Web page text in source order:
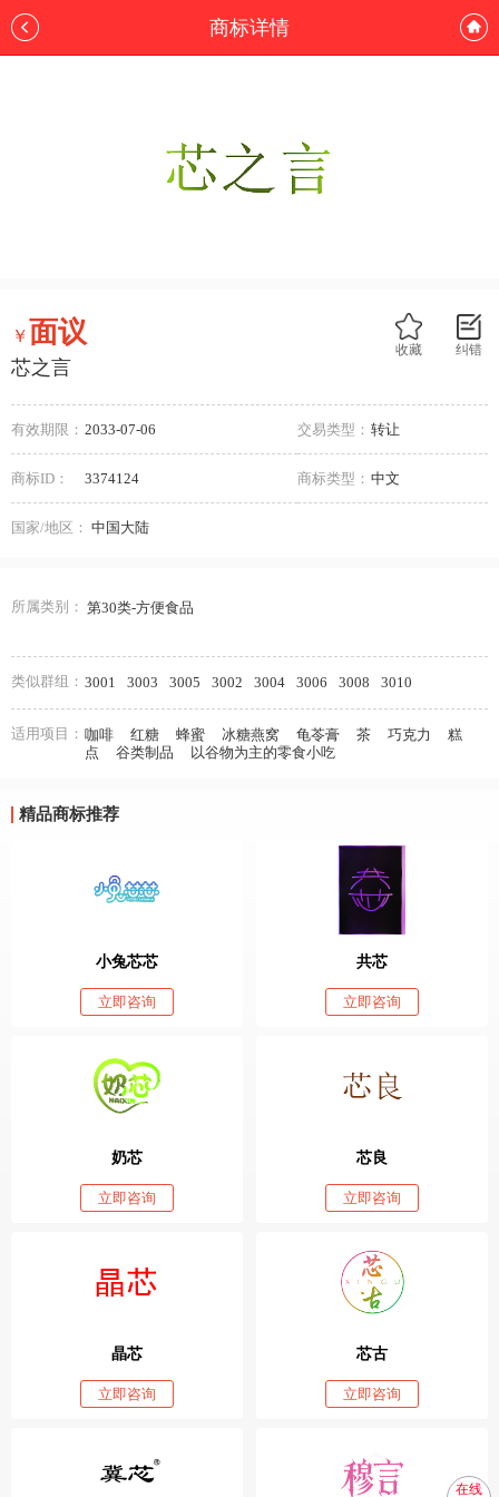
商标详情
纠错
收藏
￥面议
芯之言
有效期限： 2033-07-06 交易类型： 转让
商标ID： 3374124 商标类型： 中文
国家/地区： 中国大陆
所属类别： 第30类-方便食品
类似群组： 3001 3003 3005 3002 3004 3006 3008 3010
适用项目： 咖啡 红糖 蜂蜜 冰糖燕窝 龟苓膏 茶 巧克力
糕
点
谷类制品 以谷物为主的零食小吃
精品商标推荐
小兔芯芯
立即咨询
共芯
立即咨询
奶芯
立即咨询
芯良
立即咨询
晶芯
立即咨询
芯古
立即咨询
在线